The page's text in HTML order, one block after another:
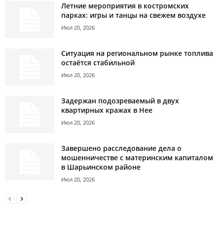
Летние мероприятия в костромских
парках: игры и танцы на свежем воздухе
Июл 20, 2026
Ситуация на региональном рынке топлива
остаётся стабильной
Июл 20, 2026
Задержан подозреваемый в двух
квартирных кражах в Нее
Июл 20, 2026
Завершено расследование дела о
мошенничестве с материнским капиталом
в Шарьинском районе
Июл 20, 2026